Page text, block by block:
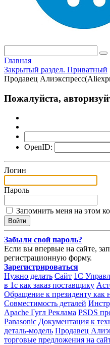
Главная
Закрытый раздел. Приватный
Продавец
Пожалуйста,
OpenID:
Логин
Пароль
Запомнить меня на этом
Забыли свой пароль?
Если вы впервые на сайте,
регистрационную форму.
Зарегистрироваться
Нужно делать Сайт 1С
в 1с как заказ поставщику
Обращение к президенту как
Совместимость деталей
Apache Гугл Реклама PSDS
Panasonic Документация к
деталь-модель Продавец
торговые предложения на